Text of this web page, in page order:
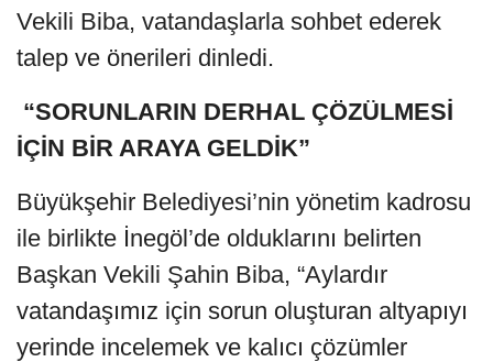
Vekili Biba, vatandaşlarla sohbet ederek
talep ve önerileri dinledi.
“SORUNLARIN DERHAL ÇÖZÜLMESİ
İÇİN BİR ARAYA GELDİK”
Büyükşehir Belediyesi’nin yönetim kadrosu
ile birlikte İnegöl’de olduklarını belirten
Başkan Vekili Şahin Biba, “Aylardır
vatandaşımız için sorun oluşturan altyapıyı
yerinde incelemek ve kalıcı çözümler